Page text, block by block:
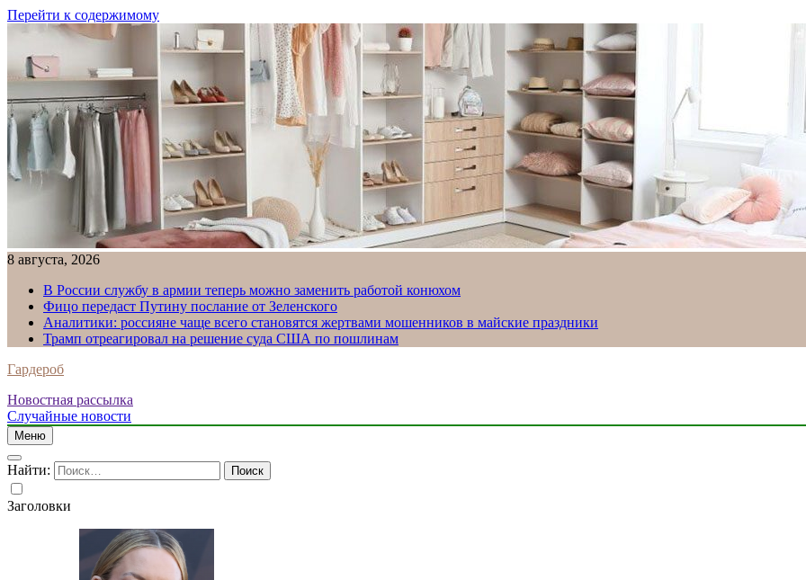
Перейти к содержимому
8 августа, 2026
В России службу в армии теперь можно заменить работой конюхом
Фицо передаст Путину послание от Зеленского
Аналитики: россияне чаще всего становятся жертвами мошенников в майские праздники
Трамп отреагировал на решение суда США по пошлинам
Гардероб
Новостная рассылка
Случайные новости
Меню
Найти:
Заголовки